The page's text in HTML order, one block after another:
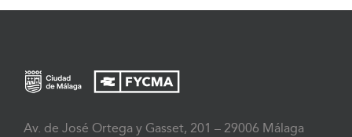
Av. de José Ortega y Gasset, 201 – 29006 Málaga